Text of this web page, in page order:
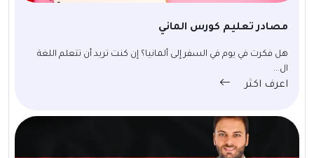
مصادر تعليم كورس الماني
هل فكرت في يوم في السفر إلى ألمانيا؟ إن كنت تريد أن تتعلم اللغة
ال...
اعرف اكثر